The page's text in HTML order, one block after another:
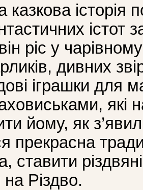
історія
істот
ріс у
дивних
іграшки для
які
йому, як
прекрасна
ставити
Різдво.